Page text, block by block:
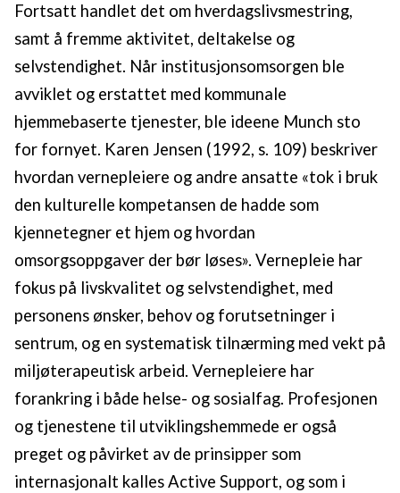
Fortsatt handlet det om hverdagslivsmestring,
samt å fremme aktivitet, deltakelse og
selvstendighet. Når institusjonsomsorgen ble
avviklet og erstattet med kommunale
hjemmebaserte tjenester, ble ideene Munch sto
for fornyet. Karen Jensen (1992, s. 109) beskriver
hvordan vernepleiere og andre ansatte «tok i bruk
den kulturelle kompetansen de hadde som
kjennetegner et hjem og hvordan
omsorgsoppgaver der bør løses». Vernepleie har
fokus på livskvalitet og selvstendighet, med
personens ønsker, behov og forutsetninger i
sentrum, og en systematisk tilnærming med vekt på
miljøterapeutisk arbeid. Vernepleiere har
forankring i både helse- og sosialfag. Profesjonen
og tjenestene til utviklingshemmede er også
preget og påvirket av de prinsipper som
internasjonalt kalles Active Support, og som i